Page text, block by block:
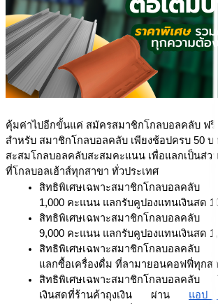
คุ้มค่าไปอีกขั้นแค่ สมัครสมาชิกโกลบอลคลับ ฟรี
สำหรับ สมาชิกโกลบอลคลับ เพียงช้อปครบ 50 บ
สะสมโกลบอลคลับสะสมคะแนน เพื่อแลกเป็นส่ว
ที่โกลบอลเฮ้าส์ทุกสาขา ทั่วประเทศ
สิทธิพิเศษเฉพาะสมาชิกโกลบอลคลับ
1,000 คะแนน แลกรับคูปองแทนเงินสด
สิทธิพิเศษเฉพาะสมาชิกโกลบอลคลับ
9,000 คะแนน แลกรับคูปองแทนเงินสด
สิทธิพิเศษเฉพาะสมาชิกโกลบอลคลับ
แลกซื้อเครื่องดื่ม ที่ลามายอนคอฟฟี่ทุกสา
สิทธิพิเศษเฉพาะสมาชิกโกลบอลคลับ
เงินสดที่ร้านค้าถุงเงิน ผ่าน แอป